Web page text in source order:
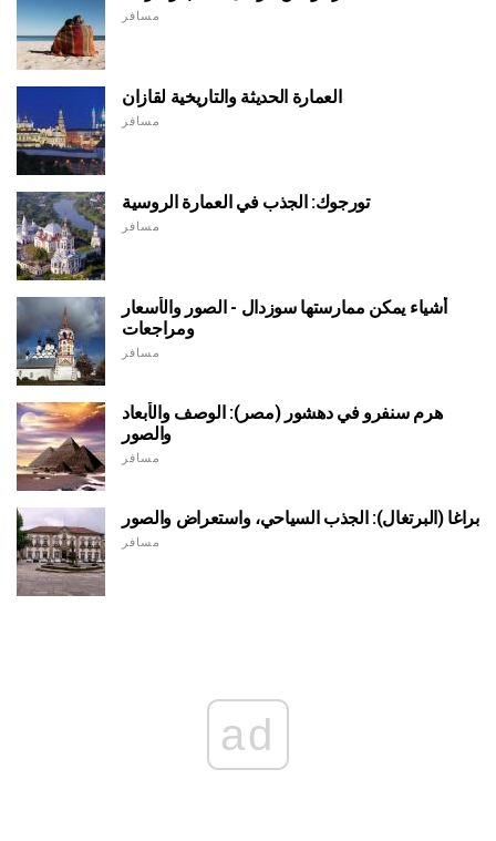
مسافر
العمارة الحديثة والتاريخية لقازان
مسافر
تورجوك: الجذب في العمارة الروسية
مسافر
أشياء يمكن ممارستها سوزدال - الصور والأسعار
ومراجعات
مسافر
هرم سنفرو في دهشور (مصر): الوصف والأبعاد
والصور
مسافر
براغا (البرتغال): الجذب السياحي، واستعراض والصور
مسافر
ad